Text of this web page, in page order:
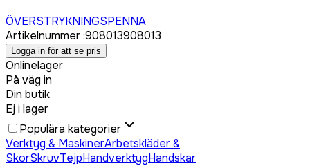
ÖVERSTRYKNINGSPENNA
Artikelnummer:908013908013
Logga in för att se pris
Onlinelager
På väg in
Din butik
Ej i lager
Populära kategorier
Verktyg & MaskinerArbetskläder &
SkorSkruvTejpHandverktygHandskar